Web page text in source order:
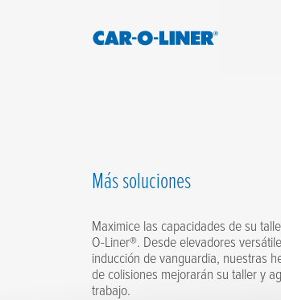
Car-
Collision
Más soluciones
Maximice las capacidades de su
O-Liner®. Desde elevadores
inducción de vanguardia, nuestras
de colisiones mejorarán su taller y
trabajo.